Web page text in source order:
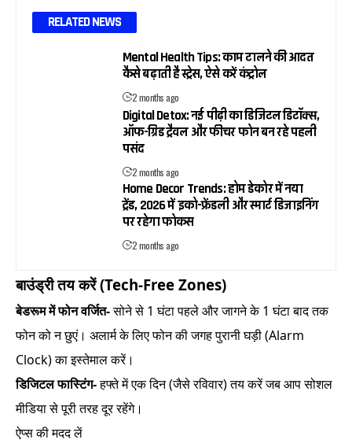
RELATED NEWS
Mental Health Tips: काम टालने की आदत
कैसे बढ़ाती है स्ट्रेस, ऐसे करें कंट्रोल
2 months ago
Digital Detox: नई पीढ़ी का डिजिटल डिटॉक्स,
ऑफ-ग्रिड ट्रैवल और फीचर फोन बन रहे पहली
पसंद
2 months ago
Home Decor Trends: होम डेकोर में नया
ट्रेंड, 2026 में इको-फ्रेंडली और स्मार्ट डिजाइनिंग
पर रहेगा फोकस
2 months ago
बाउंड्री तय करें (Tech-Free Zones)
बेडरूम में फोन वर्जित-सोने से 1 घंटा पहले और जागने के 1 घंटा बाद तक
फोन को न छुएं। अलार्म के लिए फोन की जगह पुरानी घड़ी (Alarm
Clock) का इस्तेमाल करें।
डिजिटल फास्टिंग-हफ्ते में एक दिन (जैसे रविवार) तय करें जब आप सोशल
मीडिया से पूरी तरह दूर रहेंगे।
ऐप्स की मदद लें